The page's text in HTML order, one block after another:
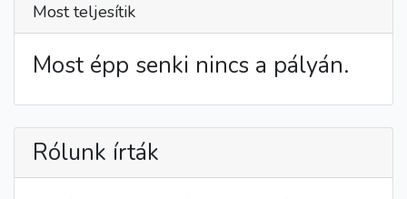
Most teljesítik
Most épp senki nincs a pályán.
Rólunk írták